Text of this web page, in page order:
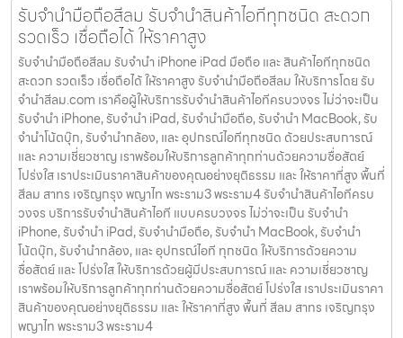
รับจำนำมือถือสีลม รับจำนำสินค้าไอทีทุกชนิด สะดวก
รวดเร็ว เชื่อถือได้ ให้ราคาสูง
รับจำนำมือถือสีลม รับจำนำ iPhone iPad มือถือ และ สินค้าไอทีทุกชนิด
สะดวก รวดเร็ว เชื่อถือได้ ให้ราคาสูง รับจำนำมือถือสีลม ให้บริการโดย รับ
จํานําสีลม.com เราคือผู้ให้บริการรับจำนำสินค้าไอทีครบวงจร ไม่ว่าจะเป็น
รับจำนำ iPhone, รับจำนำ iPad, รับจำนำมือถือ, รับจำนำ MacBook, รับ
จำนำโน้ตบุ๊ก, รับจำนำกล้อง, และ อุปกรณ์ไอทีทุกชนิด ด้วยประสบการณ์
และ ความเชี่ยวชาญ เราพร้อมให้บริการลูกค้าทุกท่านด้วยความซื่อสัตย์
โปร่งใส เราประเมินราคาสินค้าของคุณอย่างยุติธรรม และ ให้ราคาที่สูง พื้นที่
สีลม สาทร เจริญกรุง พญาไท พระราม3 พระราม4 รับจำนำสินค้าไอทีครบ
วงจร บริการรับจำนำสินค้าไอที แบบครบวงจร ไม่ว่าจะเป็น รับจำนำ
iPhone, รับจำนำ iPad, รับจำนำมือถือ, รับจำนำ MacBook, รับจำนำ
โน้ตบุ๊ก, รับจำนำกล้อง, และ อุปกรณ์ไอที ทุกชนิด ให้บริการด้วยความ
ซื่อสัตย์ และ โปร่งใส ให้บริการด้วยผู้มีประสบการณ์ และ ความเชี่ยวชาญ
เราพร้อมให้บริการลูกค้าทุกท่านด้วยความซื่อสัตย์ โปร่งใส เราประเมินราคา
สินค้าของคุณอย่างยุติธรรม และ ให้ราคาที่สูง พื้นที่ สีลม สาทร เจริญกรุง
พญาไท พระราม3 พระราม4